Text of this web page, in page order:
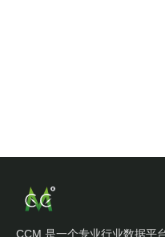
CCM 是一个专业行业数据平